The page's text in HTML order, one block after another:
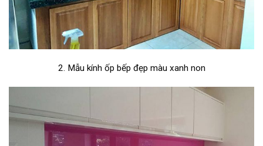
2. Mẫu kính ốp bếp đẹp màu xanh non